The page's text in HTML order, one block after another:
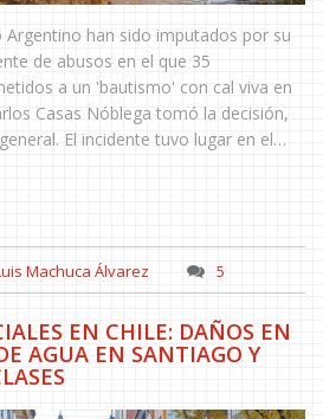
Argentino han sido imputados por su
de abusos en el que 35
a un 'bautismo' con cal viva en
Casas Nóblega tomó la decisión,
El incidente tuvo lugar en el
14 en Córdoba y fue capturado en
Machuca Álvarez 5
EN CHILE: DAÑOS EN
AGUA EN SANTIAGO Y